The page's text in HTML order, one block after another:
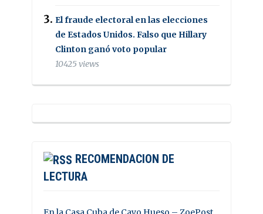
El fraude electoral en las elecciones
de Estados Unidos. Falso que Hillary
Clinton ganó voto popular
10425 views
RECOMENDACION DE
LECTURA